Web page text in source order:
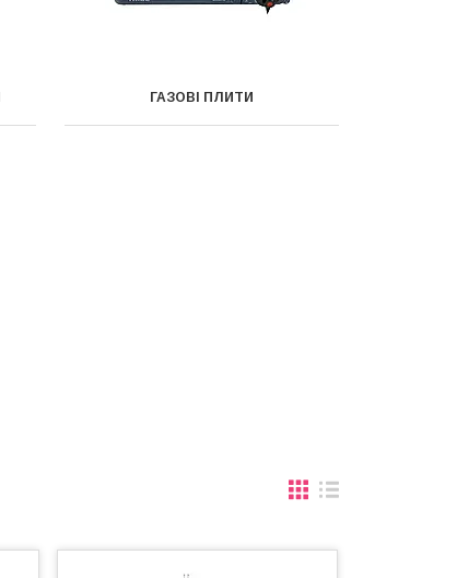
ГАЗОВІ ПЛИТИ